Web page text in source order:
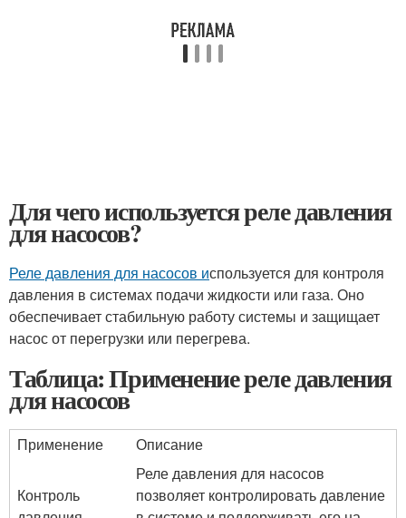
Для чего используется реле давления
для насосов?
Реле давления для насосов используется для контроля
давления в системах подачи жидкости или газа. Оно
обеспечивает стабильную работу системы и защищает
насос от перегрузки или перегрева.
Таблица: Применение реле давления
для насосов
Применение Описание
Контроль
Реле давления для насосов
позволяет контролировать давление